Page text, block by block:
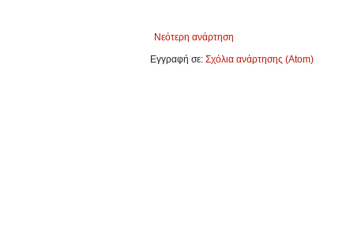
Νεότερη ανάρτηση
Εγγραφή σε: Σχόλια ανάρτησης (Atom)